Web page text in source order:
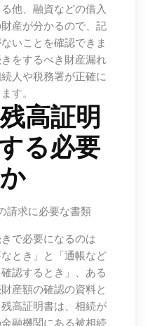
他、融資などの借入
産が分かるので、記
いことを確認できま
をするべき財産漏れ
人や税務署が正確に
す。
高証明
る必要
請求に必要な書類
で必要になるのは
とき」と「通帳など
認するとき」、ある
産額の確認の資料と
高証明書は、相続が
融機関にある被相続